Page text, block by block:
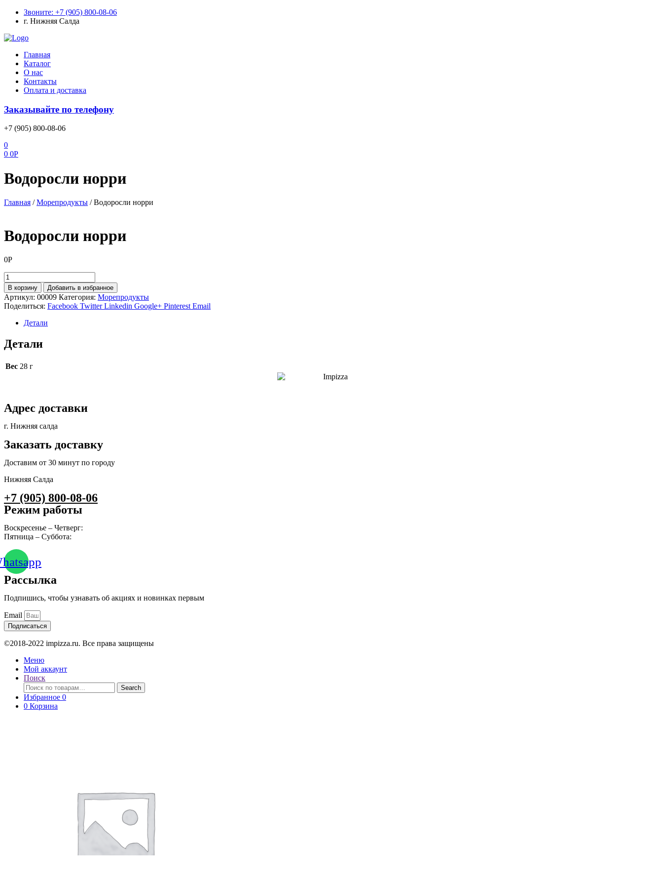
Звоните: +7 (905) 800-08-06
г. Нижняя Салда
Меню
Главная
Каталог
О нас
Контакты
Оплата и доставка
Заказывайте по телефону
+7 (905) 800-08-06
0
0 0Р
Водоросли норри
Главная /Морепродукты /Водоросли норри
Водоросли норри
0Р
Количество
товара
Водоросли
норри
В корзину Добавить в избранное
Артикул: 00009 Категория: Морепродукты
Поделиться: Facebook Twitter Linkedin Google+ Pinterest Email
Детали
Детали
Вес 28 г
Адрес доставки
г. Нижняя салда
Заказать доставку
Доставим от 30 минут по городу
Нижняя Салда
+7 (905) 800-08-06
Режим работы
Воскресенье – Четверг:
Пятница – Суббота:
Рассылка
Подпишись, чтобы узнавать об акциях и новинках первым
Email
Подписаться
©2018-2022 impizza.ru. Все права защищены
Меню
Мой аккаунт
Поиск
Поиск
по:
Search
Избранное 0
0 Корзина